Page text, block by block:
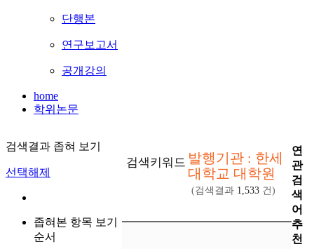
단행본
연구보고서
공개강의
home
학위논문
검색결과 좁혀 보기
선택해제
좁혀본 항목 보기
순서
검색키워드 발행기관 : 한세
대학교 대학원
(검색결과 1,533 건)
연
관
검
색
어
추
천